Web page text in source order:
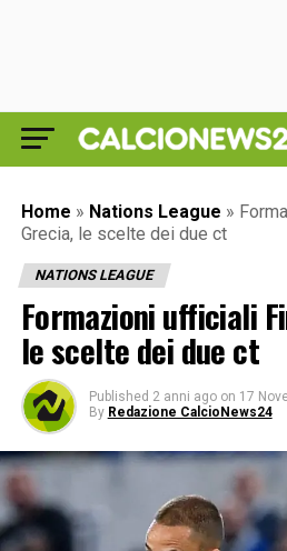
Home » Nations League »
Grecia, le scelte dei due ct
NATIONS LEAGUE
Formazioni ufficiali
le scelte dei due ct
Published 2 anni ago on 17
By Redazione CalcioNews24